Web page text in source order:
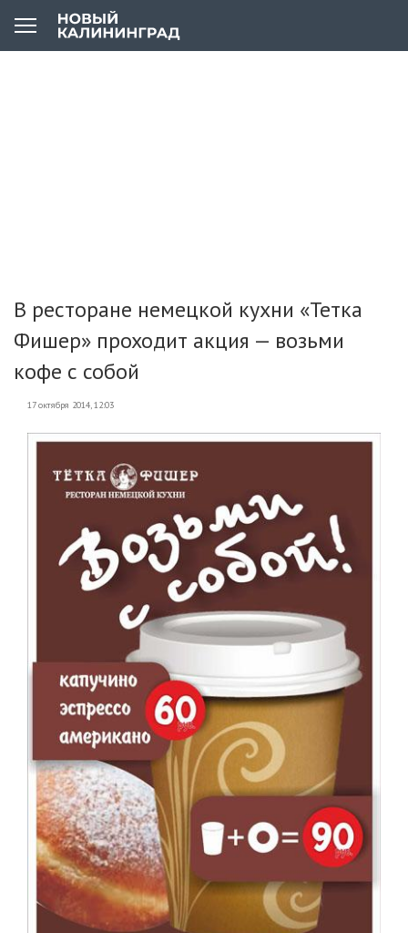
В ресторане немецкой кухни «Тетка
Фишер» проходит акция — возьми
кофе с собой
17 октября 2014, 12:03